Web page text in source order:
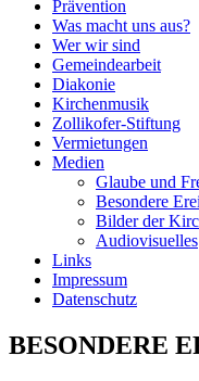
Prävention
Was macht uns aus?
Wer wir sind
Gemeindearbeit
Diakonie
Kirchenmusik
Zollikofer-Stiftung
Vermietungen
Medien
Glaube und
Besondere
Bilder der
Audiovisuelles
Links
Impressum
Datenschutz
BESONDERE